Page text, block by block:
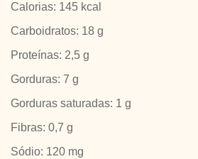
Calorias: 145 kcal
Carboidratos: 18 g
Proteínas: 2,5 g
Gorduras: 7 g
Gorduras saturadas: 1 g
Fibras: 0,7 g
Sódio: 120 mg